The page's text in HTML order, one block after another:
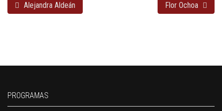
Alejandra Aldeán Flor Ochoa
PROGRAMAS